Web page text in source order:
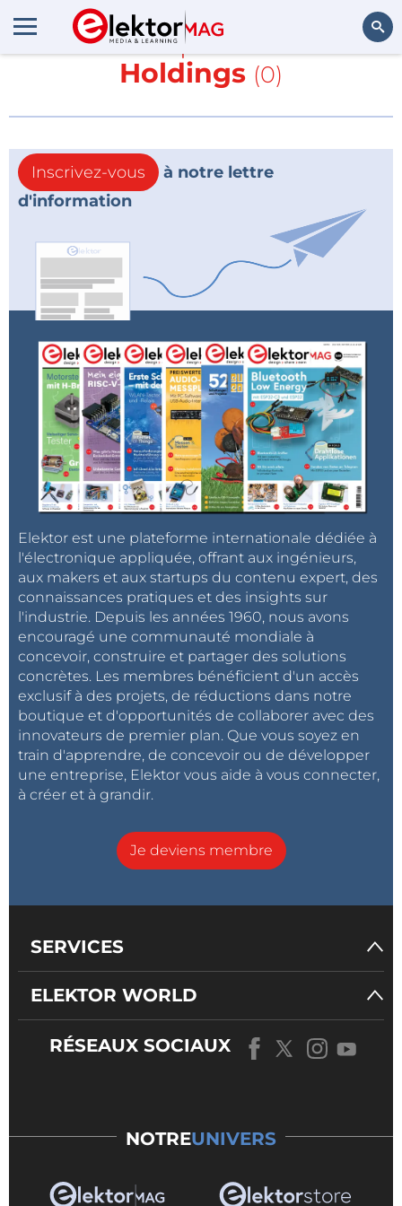
En savoir plus sur
Holdings (0)
Inscrivez-vous
à notre lettre
d'information
Elektor est une plateforme internationale dédiée à
l'électronique appliquée, offrant aux ingénieurs,
aux makers et aux startups du contenu expert, des
connaissances pratiques et des insights sur
l'industrie. Depuis les années 1960, nous avons
encouragé une communauté mondiale à
concevoir, construire et partager des solutions
concrètes. Les membres bénéficient d'un accès
exclusif à des projets, de réductions dans notre
boutique et d'opportunités de collaborer avec des
innovateurs de premier plan. Que vous soyez en
train d'apprendre, de concevoir ou de développer
une entreprise, Elektor vous aide à vous connecter,
à créer et à grandir.
Je deviens membre
SERVICES
ELEKTOR WORLD
RÉSEAUX SOCIAUX
NOTREUNIVERS